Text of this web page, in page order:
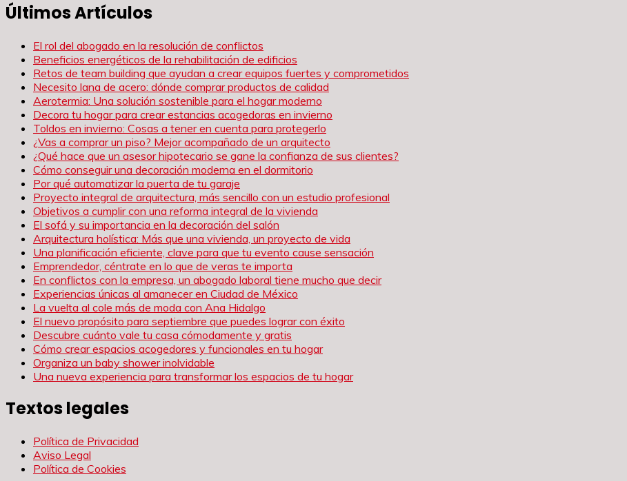
entradas
Últimos Artículos
El rol del abogado en la resolución de conflictos
Beneficios energéticos de la rehabilitación de edificios
Retos de team building que ayudan a crear equipos fuertes y comprometidos
Necesito lana de acero: dónde comprar productos de calidad
Aerotermia: Una solución sostenible para el hogar moderno
Decora tu hogar para crear estancias acogedoras en invierno
Toldos en invierno: Cosas a tener en cuenta para protegerlo
¿Vas a comprar un piso? Mejor acompañado de un arquitecto
¿Qué hace que un asesor hipotecario se gane la confianza de sus clientes?
Cómo conseguir una decoración moderna en el dormitorio
Por qué automatizar la puerta de tu garaje
Proyecto integral de arquitectura, más sencillo con un estudio profesional
Objetivos a cumplir con una reforma integral de la vivienda
El sofá y su importancia en la decoración del salón
Arquitectura holística: Más que una vivienda, un proyecto de vida
Una planificación eficiente, clave para que tu evento cause sensación
Emprendedor, céntrate en lo que de veras te importa
En conflictos con la empresa, un abogado laboral tiene mucho que decir
Experiencias únicas al amanecer en Ciudad de México
La vuelta al cole más de moda con Ana Hidalgo
El nuevo propósito para septiembre que puedes lograr con éxito
Descubre cuánto vale tu casa cómodamente y gratis
Cómo crear espacios acogedores y funcionales en tu hogar
Organiza un baby shower inolvidable
Una nueva experiencia para transformar los espacios de tu hogar
Textos legales
Política de Privacidad
Aviso Legal
Política de Cookies